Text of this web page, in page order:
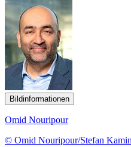
Bildinformationen
Omid Nouripour
© Omid Nouripour/Stefan